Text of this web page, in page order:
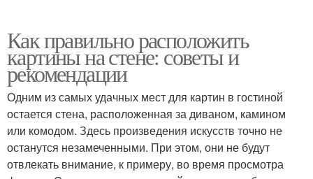
Как правильно расположить
картины на стене: советы и
рекомендации
Одним из самых удачных мест для картин в гостиной
остается стена, расположенная за диваном, камином
или комодом. Здесь произведения искусств точно не
останутся незамеченными. При этом, они не будут
отвлекать внимание, к примеру, во время просмотра